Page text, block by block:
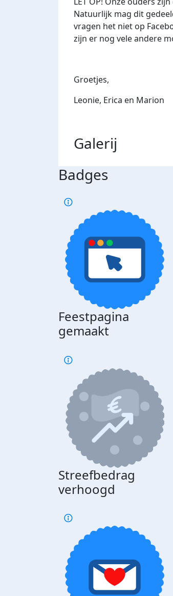
Natuurlijk mag dit
vragen het niet op
zijn er nog vele andere
Groetjes,
Leonie, Erica en Marion
Galerij
Badges
Feestpagina
gemaakt
Streefbedrag
verhoogd